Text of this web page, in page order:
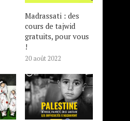
Madrassati : des
cours de tajwid
gratuits, pour vous
!
20 août 2022